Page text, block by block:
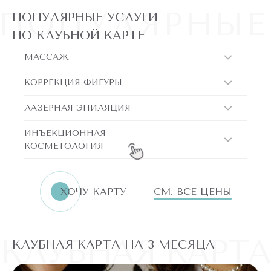
ПОПУЛЯРНЫЕ УСЛУГИ
ПО КЛУБНОЙ КАРТЕ
МАССАЖ
КОРРЕКЦИЯ ФИГУРЫ
ЛАЗЕРНАЯ ЭПИЛЯЦИЯ
ИНЪЕКЦИОННАЯ
КОСМЕТОЛОГИЯ
ХОЧУ КАРТУ СМ. ВСЕ ЦЕНЫ
КЛУБНАЯ КАРТА
КЛУБНАЯ КАРТА НА 3 МЕСЯЦА